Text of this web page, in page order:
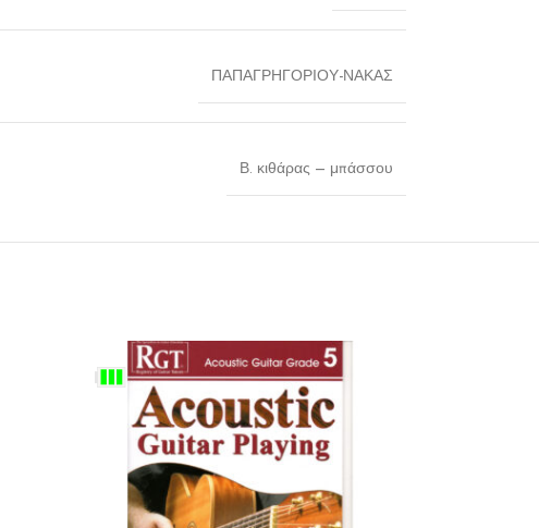
ΠΑΠΑΓΡΗΓΟΡΙΟΥ-ΝΑΚΑΣ
Β. κιθάρας – μπάσσου